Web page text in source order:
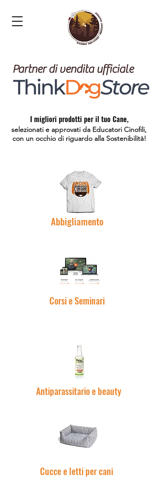
Partner di vendita ufficiale
I migliori prodotti per il tuo Cane,
selezionati e approvati da Educatori Cinofili,
con un occhio di riguardo alla Sostenibilità!
Abbigliamento
Corsi e Seminari
Antiparassitario e beauty
Cucce e letti per cani